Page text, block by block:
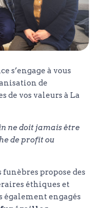
s’engage à vous
de
de vos valeurs à La
ne doit jamais être
de profit ou
funèbres propose des
éthiques et
également engagés